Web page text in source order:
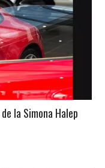
la Simona Halep